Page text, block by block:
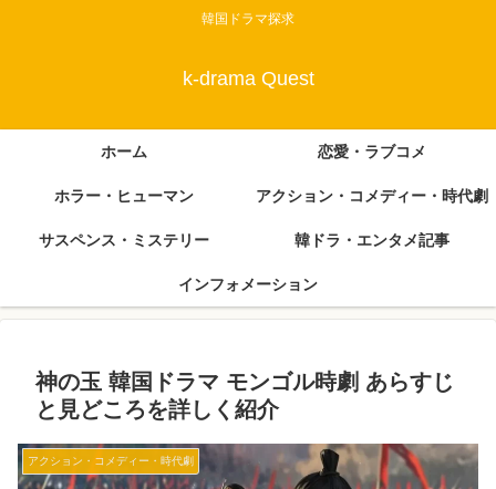
韓国ドラマ探求
k-drama Quest
ホーム 恋愛・ラブコメ
ホラー・ヒューマン アクション・コメディー・時代劇
サスペンス・ミステリー 韓ドラ・エンタメ記事
インフォメーション
神の玉 韓国ドラマ モンゴル時劇 あらすじ
と見どころを詳しく紹介
アクション・コメディー・時代劇